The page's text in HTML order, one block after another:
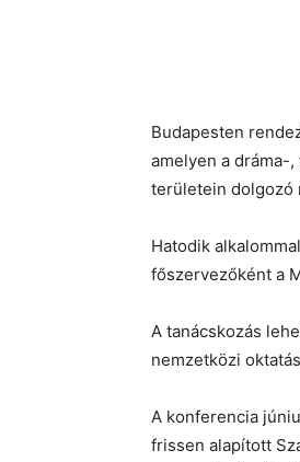
Budapesten
amelyen a dráma-
területein dolgozó
Hatodik
főszervezőként a
A tanácskozás
nemzetközi
A konferencia
frissen alapított